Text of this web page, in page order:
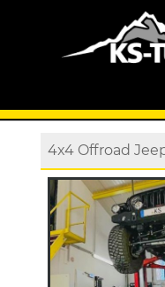
4x4 Offroad